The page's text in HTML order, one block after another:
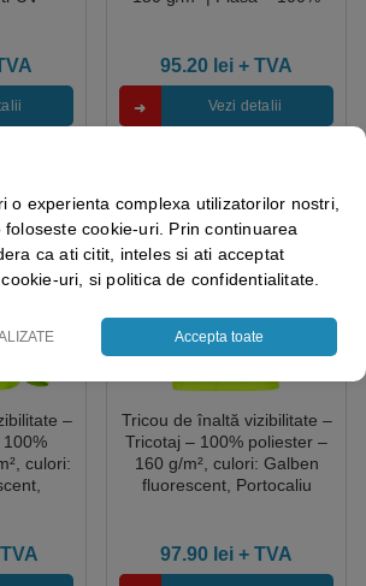
fluorescent
95.20 lei + TVA
Vezi detalii
–
culori:
Tricou de înaltă vizibilitate –
Tricotaj – 100% poliester –
160 g/m², culori: Galben
fluorescent, Portocaliu
97.90 lei + TVA
o experienta complexa utilizatorilor nostri,
cookie-uri. Prin continuarea
ca ati citit, inteles si ati acceptat
uri, si politica de confidentialitate.
Accepta toate